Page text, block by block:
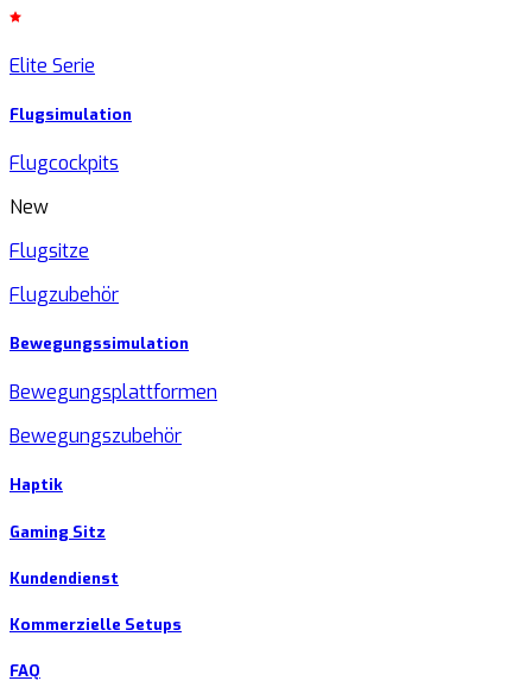
Elite Serie
Flugsimulation
Flugcockpits
New
Flugsitze
Flugzubehör
Bewegungssimulation
Bewegungsplattformen
Bewegungszubehör
Haptik
Gaming Sitz
Kundendienst
Kommerzielle Setups
FAQ